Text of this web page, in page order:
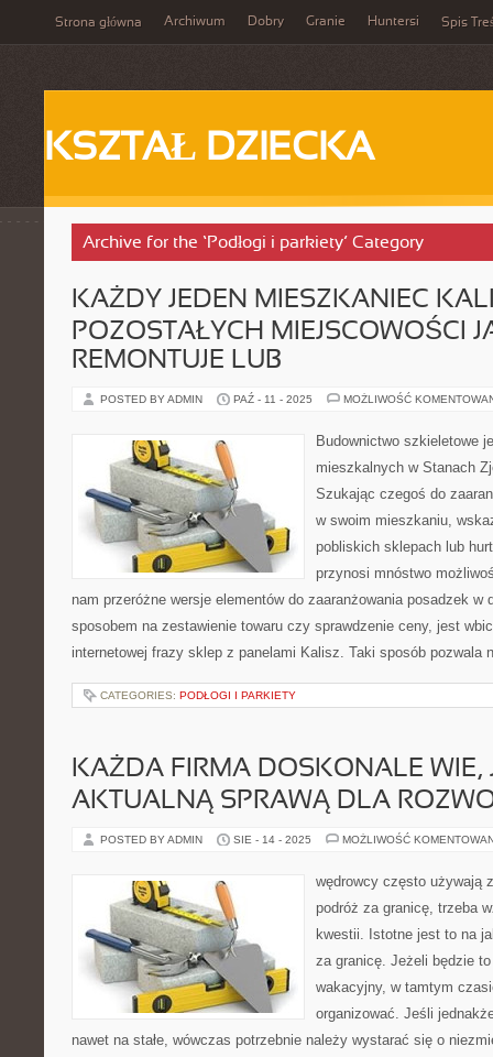
Strona główna Archiwum Dobry Granie Huntersi Spis
KSZTAŁ DZIECKA
Archive for the ‘Podłogi i parkiety’ Category
KAŻDY JEDEN MIESZKANIEC
POZOSTAŁYCH MIEJSCOWOŚCI
REMONTUJE LUB
POSTED BY ADMIN PAŹ - 11 - 2025 MOŻLIWOŚĆ
Budownictwo szkieletowe
mieszkalnych w Stanach
Szukając czegoś do
w swoim mieszkaniu,
pobliskich sklepach lub
przynosi mnóstwo
nam przeróżne wersje elementów do zaaranżowania posadzek w
sposobem na zestawienie towaru czy sprawdzenie ceny, jest
internetowej frazy sklep z panelami Kalisz. Taki sposób pozwala
CATEGORIES: PODŁOGI I PARKIETY
KAŻDA FIRMA DOSKONALE WIE,
AKTUALNĄ SPRAWĄ DLA
POSTED BY ADMIN SIE - 14 - 2025 MOŻLIWOŚĆ
wędrowcy często używają
podróż za granicę, trzeba
kwestii. Istotne jest to na
za granicę. Jeżeli będzie
wakacyjny, w tamtym
organizować. Jeśli
nawet na stałe, wówczas potrzebnie należy wystarać się o